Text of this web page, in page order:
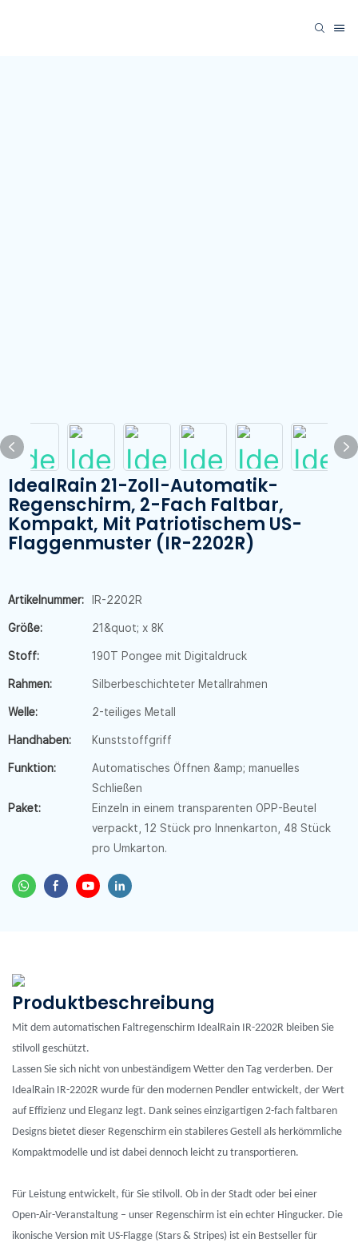
IdealRain 21-Zoll-Automatik-
Regenschirm, 2-Fach Faltbar,
Kompakt, Mit Patriotischem US-
Flaggenmuster (IR-2202R)
Artikelnummer: IR-2202R
Größe: 21&quot; x 8K
Stoff: 190T Pongee mit Digitaldruck
Rahmen: Silberbeschichteter Metallrahmen
Welle: 2-teiliges Metall
Handhaben: Kunststoffgriff
Funktion:
Automatisches Öffnen &amp; manuelles
Schließen
Paket:
Einzeln in einem transparenten OPP-Beutel
verpackt, 12 Stück pro Innenkarton, 48 Stück
pro Umkarton.
Produktbeschreibung
Mit dem automatischen Faltregenschirm IdealRain IR-2202R bleiben Sie
stilvoll geschützt.
Lassen Sie sich nicht von unbeständigem Wetter den Tag verderben. Der
IdealRain IR-2202R wurde für den modernen Pendler entwickelt, der Wert
auf Effizienz und Eleganz legt. Dank seines einzigartigen 2-fach faltbaren
Designs bietet dieser Regenschirm ein stabileres Gestell als herkömmliche
Kompaktmodelle und ist dabei dennoch leicht zu transportieren.
Für Leistung entwickelt, für Sie stilvoll. Ob in der Stadt oder bei einer
Open-Air-Veranstaltung – unser Regenschirm ist ein echter Hingucker. Die
ikonische Version mit US-Flagge (Stars & Stripes) ist ein Bestseller für